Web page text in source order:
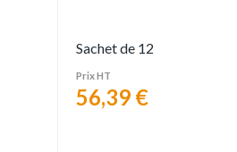
Sachet de 12
Prix HT
56,39 €